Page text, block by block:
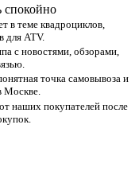
спокойно
в теме квадроциклов,
для ATV.
с новостями, обзорами,
точка самовывоза и
Москве.
наших покупателей после